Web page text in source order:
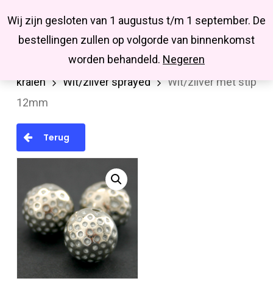
Wij zijn gesloten van 1 augustus t/m 1 september. De
bestellingen zullen op volgorde van binnenkomst
worden behandeld. Negeren
main
Missbluesieraden
searchaccount
Kralen en kralenmixen
Metallook
kralen
Wit/zilver sprayed
Wit/zilver met stip
12mm
Terug
Close